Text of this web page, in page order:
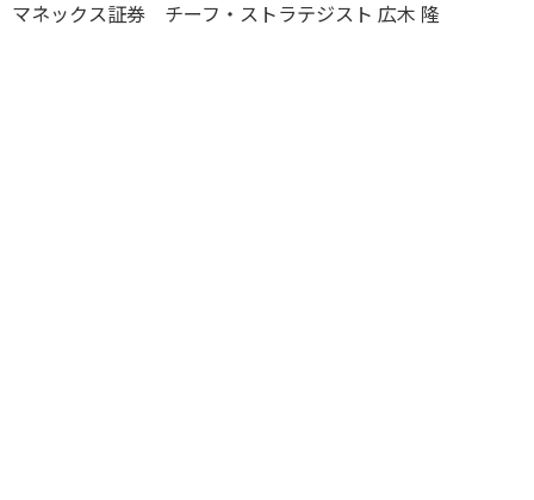
マネックス証券 チーフ・ストラテジスト 広木 隆